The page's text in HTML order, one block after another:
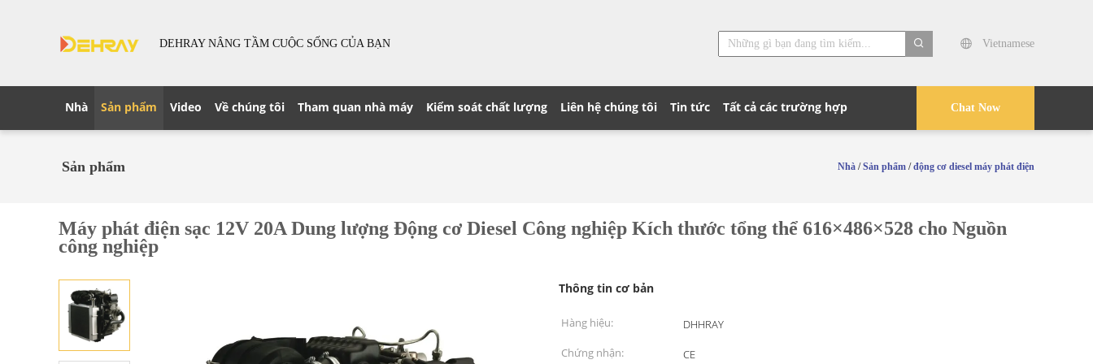
DEHRAY NÂNG TẦM CUỘC SỐNG CỦA BẠN
Vietnamese
Chat Now
Nhà Sản phẩm Video Về chúng tôi Tham quan nhà máy Kiểm soát chất lượng Liên hệ chúng tôi Tin tức Tất cả các trường hợp
Sản phẩm Nhà /Sản phẩm /động cơ diesel máy phát điện
Máy phát điện sạc 12V 20A Dung lượng Động cơ Diesel Công nghiệp Kích thước tổng thể 616×486×528 cho Nguồn
công nghiệp
Thông tin cơ bản
Hàng hiệu:
DHHRAY
Chứng nhận:
CE